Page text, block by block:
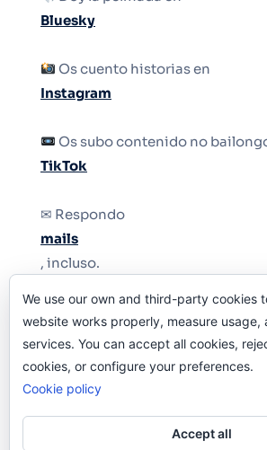
Bluesky
Os cuento historias en
Instagram
Os subo contenido no
TikTok
✉ Respondo
mails
, incluso.
Y si una persona no puede tener
le quiten el teléfono.
We use our own and third-party cookies
website works properly, measure usage,
services. You can accept all cookies,
cookies, or configure your preferences.
Cookie policy
Accept all